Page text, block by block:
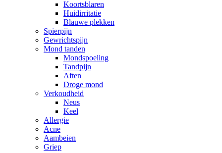
Koortsblaren
Huidirritatie
Blauwe plekken
Spierpijn
Gewrichtspijn
Mond tanden
Mondspoeling
Tandpijn
Aften
Droge mond
Verkoudheid
Neus
Keel
Allergie
Acne
Aambeien
Griep